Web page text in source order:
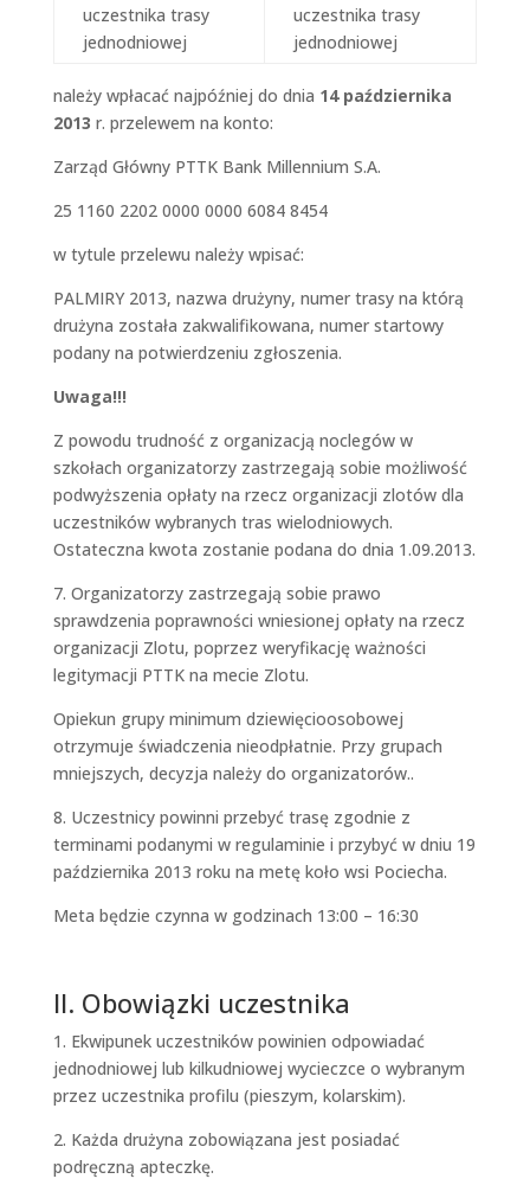
uczestnika trasy
jednodniowej
uczestnika trasy
jednodniowej
należy wpłacać najpóźniej do dnia 14 października
2013 r. przelewem na konto:
Zarząd Główny PTTK Bank Millennium S.A.
25 1160 2202 0000 0000 6084 8454
w tytule przelewu należy wpisać:
PALMIRY 2013, nazwa drużyny, numer trasy na którą
drużyna została zakwalifikowana, numer startowy
podany na potwierdzeniu zgłoszenia.
Uwaga!!!
Z powodu trudność z organizacją noclegów w
szkołach organizatorzy zastrzegają sobie możliwość
podwyższenia opłaty na rzecz organizacji zlotów dla
uczestników wybranych tras wielodniowych.
Ostateczna kwota zostanie podana do dnia 1.09.2013.
7. Organizatorzy zastrzegają sobie prawo
sprawdzenia poprawności wniesionej opłaty na rzecz
organizacji Zlotu, poprzez weryfikację ważności
legitymacji PTTK na mecie Zlotu.
Opiekun grupy minimum dziewięcioosobowej
otrzymuje świadczenia nieodpłatnie. Przy grupach
mniejszych, decyzja należy do organizatorów..
8. Uczestnicy powinni przebyć trasę zgodnie z
terminami podanymi w regulaminie i przybyć w dniu 19
października 2013 roku na metę koło wsi Pociecha.
Meta będzie czynna w godzinach 13:00 – 16:30
II. Obowiązki uczestnika
1. Ekwipunek uczestników powinien odpowiadać
jednodniowej lub kilkudniowej wycieczce o wybranym
przez uczestnika profilu (pieszym, kolarskim).
2. Każda drużyna zobowiązana jest posiadać
podręczną apteczkę.